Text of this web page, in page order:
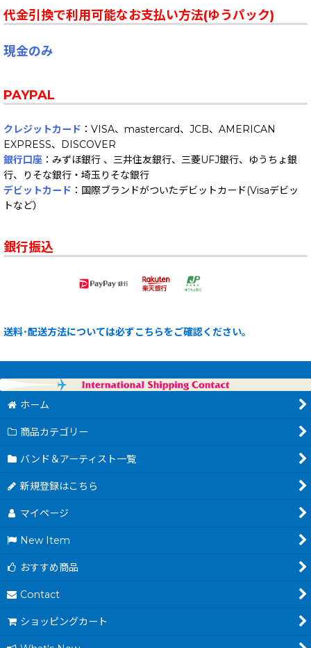
代金引換で利用可能なお支払い方法(ゆうパック)
現金のみ
PAYPAL
クレジットカード ：VISA、mastercard、JCB、AMERICAN
EXPRESS、DISCOVER
銀行口座 ：みずほ銀行 、三井住友銀行、三菱UFJ銀行、ゆうちょ銀
行、りそな銀行・埼玉りそな銀行
デビットカード ：国際ブランドがついたデビットカード(Visaデビッ
トなど）
銀行振込
送料･配送方法については必ずこちらをご確認ください。
ホーム
商品カテゴリー
バンド＆アーティスト一覧
新規登録はこちら
マイページ
New Item
おすすめ商品
Contact
ショッピングカート